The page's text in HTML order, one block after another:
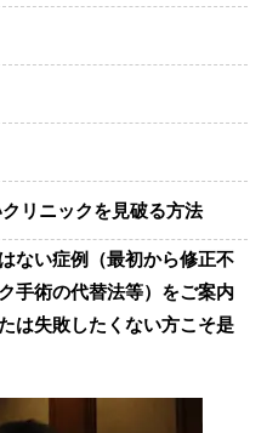
リニックを見破る方法
ない症例（最初から修正不
手術の代替法等）をご案内
は失敗したくない方こそ是